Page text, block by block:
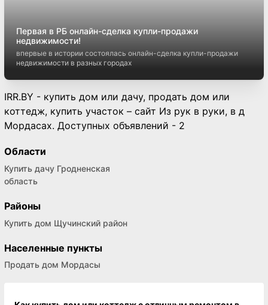
Первая в РБ онлайн-сделка купли-продажи
недвижимости!
впервые в истории состоялась онлайн-сделка купли-продажи
недвижимости в разных городах
IRR.BY - купить дом или дачу, продать дом или
коттедж, купить участок – сайт Из рук в руки, в д
Мордасах. Доступных объявлений - 2
Области
Купить дачу Гродненская
область
Районы
Купить дом Щучинский район
Населенные пункты
Продать дом Мордасы